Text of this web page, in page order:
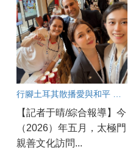
行腳土耳其散播愛與和平 新世代AI講師劉宜欣感動分享
【記者于晴/綜合報導】今
（2026）年五月，太極門
親善文化訪問...